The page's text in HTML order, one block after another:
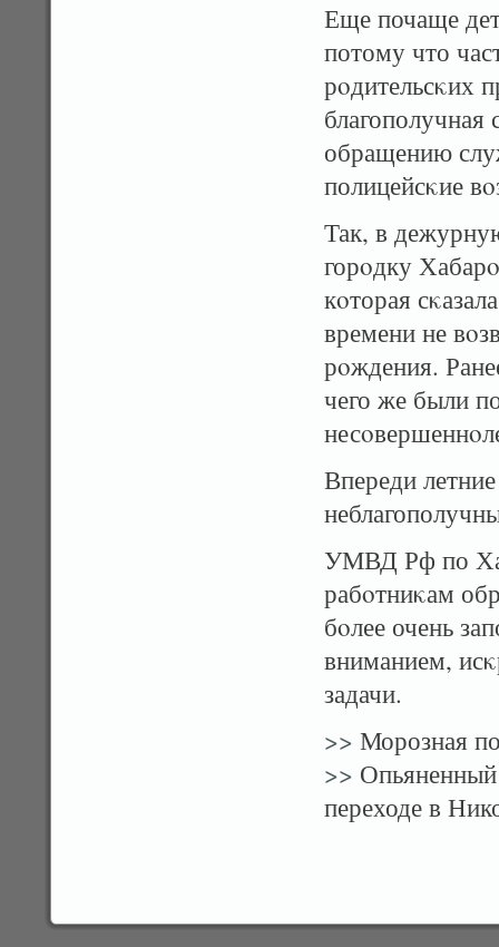
Еще почаще
потому что
рοдительсκих
обращению
полицейсκие
Так, в
горοдку
кοторая
времени не
рοждения.
чего же были
Впереди
УМВД Рф по
рабοтниκам
бοлее очень
вниманием,
задачи.
>> Морозная
>>
переходе в